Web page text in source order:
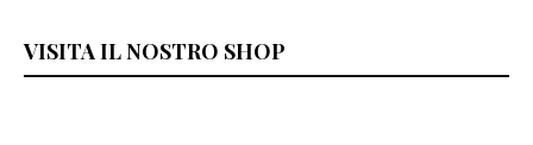
VISITA IL NOSTRO SHOP